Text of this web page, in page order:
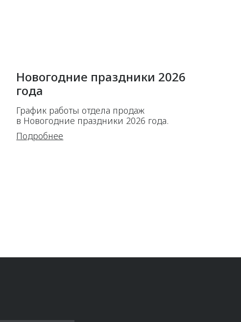
Новогодние праздники 2026
года
График работы отдела продаж
в Новогодние праздники 2026 года.
Подробнее